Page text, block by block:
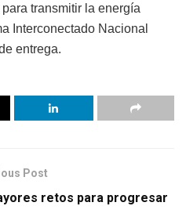
transmitir la energía
Interconectado Nacional
entrega.
Post
retos para progresar